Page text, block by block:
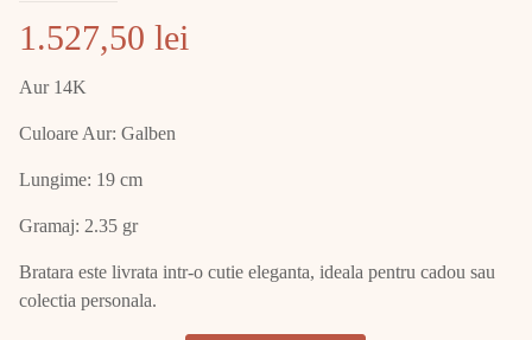
1.527,50 lei
Aur 14K
Culoare Aur: Galben
Lungime: 19 cm
Gramaj: 2.35 gr
Bratara este livrata intr-o cutie eleganta, ideala pentru cadou sau
colectia personala.